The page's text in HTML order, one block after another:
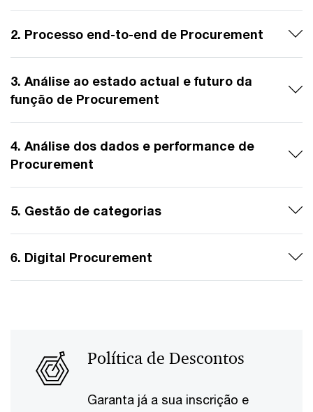
2. Processo end-to-end de Procurement
3. Análise ao estado actual e futuro da
função de Procurement
4. Análise dos dados e performance de
Procurement
5. Gestão de categorias
6. Digital Procurement
Política de Descontos
Garanta já a sua inscrição e